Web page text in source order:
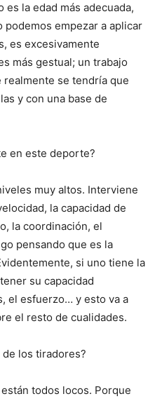
la edad más adecuada,
empezar a aplicar
es excesivamente
más gestual; un trabajo
se tendría que
y con una base de
en este deporte?
muy altos. Interviene
la capacidad de
la coordinación, el
pensando que es la
si uno tiene la
su capacidad
el esfuerzo… y esto va a
el resto de cualidades.
los tiradores?
todos locos. Porque